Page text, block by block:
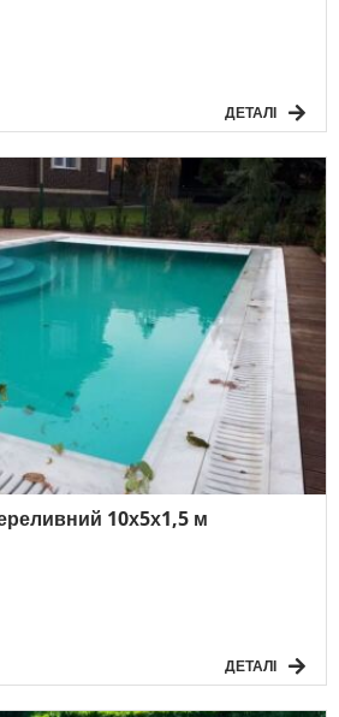
ДЕТАЛІ
10х5х1,5 м
ДЕТАЛІ